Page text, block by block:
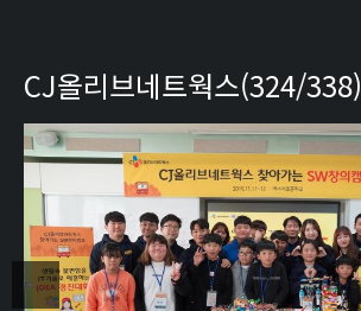
CJ올리브네트웍스(324/338)